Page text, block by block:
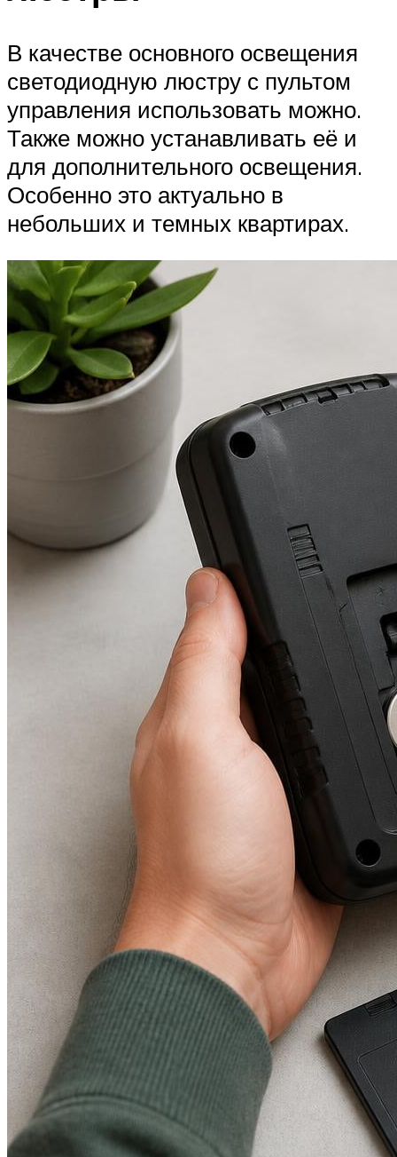
В качестве основного освещения
светодиодную люстру с пультом
управления использовать можно.
Также можно устанавливать её и
для дополнительного освещения.
Особенно это актуально в
небольших и темных квартирах.